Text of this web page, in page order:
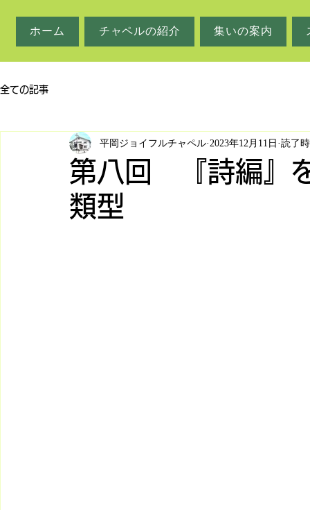
ホーム チャペルの紹介 集いの案内
全ての記事
第八回 『詩編』
類型
平岡ジョイフルチャペル 2023年12月11日 読了